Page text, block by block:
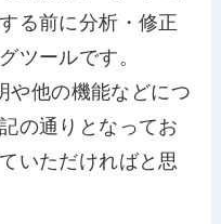
る前に分析・修正
ツールです。
や他の機能などにつ
の通りとなってお
いただければと思